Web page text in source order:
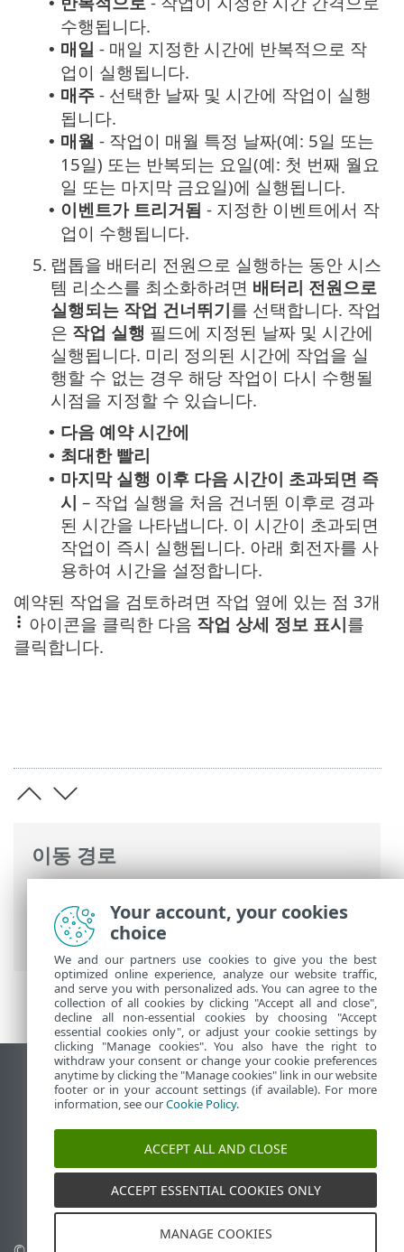
이동 경로
Security >ESET Small Business Security
운용>도구> 스케줄러
수행됩니다.
• 매일 - 매일 지정한 시간에 반복적으로 작
업이 실행됩니다.
• 매주 - 선택한 날짜 및 시간에 작업이 실행
됩니다.
• 매월 - 작업이 매월 특정 날짜(예: 5일 또는
15일) 또는 반복되는 요일(예: 첫 번째 월요
일 또는 마지막 금요일)에 실행됩니다.
• 이벤트가 트리거됨 - 지정한 이벤트에서 작
업이 수행됩니다.
5. 랩톱을 배터리 전원으로 실행하는 동안 시스
템 리소스를 최소화하려면 배터리 전원으로
실행되는 작업 건너뛰기를 선택합니다. 작업
은 작업 실행 필드에 지정된 날짜 및 시간에
실행됩니다. 미리 정의된 시간에 작업을 실
행할 수 없는 경우 해당 작업이 다시 수행될
시점을 지정할 수 있습니다.
• 다음 예약 시간에
• 최대한 빨리
• 마지막 실행 이후 다음 시간이 초과되면 즉
시 – 작업 실행을 처음 건너뛴 이후로 경과
된 시간을 나타냅니다. 이 시간이 초과되면
작업이 즉시 실행됩니다. 아래 회전자를 사
용하여 시간을 설정합니다.
예약된 작업을 검토하려면 작업 옆에 있는 점 3개
아이콘을 클릭한 다음 작업 상세 정보 표시를
클릭합니다.
데스크톱 사이트 보기
End of Life
ESET 지식 베이스
ESET Status Portal
국가별 지원
Your account, your cookies
choice
We and our partners use cookies to give you the best
optimized online experience, analyze our website traffic,
and serve you with personalized ads. You can agree to the
collection of all cookies by clicking "Accept all and close",
decline all non-essential cookies by choosing "Accept
essential cookies only", or adjust your cookie settings by
clicking "Manage cookies". You also have the right to
withdraw your consent or change your cookie preferences
anytime by clicking the "Manage cookies" link in our website
footer or in your account settings (if available). For more
information, see ourCookie Policy.
ACCEPT ALL AND CLOSE
ACCEPT ESSENTIAL COOKIES ONLY
MANAGE COOKIES